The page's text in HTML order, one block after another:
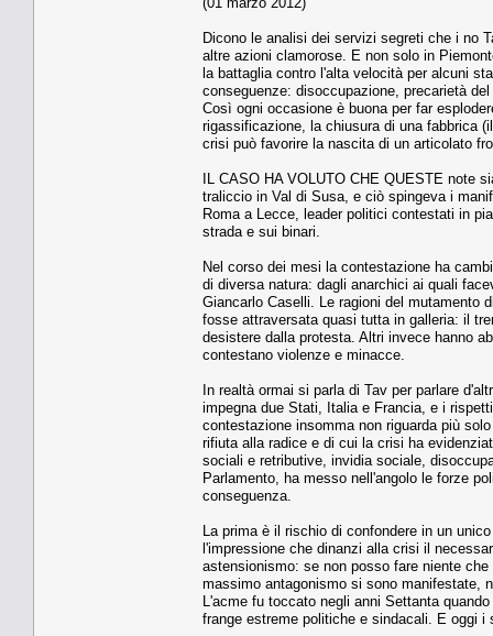
Dicono le analisi dei servizi segreti che i no
altre azioni clamorose. E non solo in
la battaglia contro l'alta velocità per alcuni
conseguenze: disoccupazione, precarietà
Così ogni occasione è buona per far
rigassificazione, la chiusura di una fabbrica
crisi può favorire la nascita di un articolato
IL CASO HA VOLUTO CHE QUESTE note
traliccio in Val di Susa, e ciò spingeva i
Roma a Lecce, leader politici contestati in
strada e sui binari.
Nel corso dei mesi la contestazione ha
di diversa natura: dagli anarchici ai quali
Giancarlo Caselli. Le ragioni del mutamento
fosse attraversata quasi tutta in galleria: il
desistere dalla protesta. Altri invece hanno
contestano violenze e minacce.
In realtà ormai si parla di Tav per parlare
impegna due Stati, Italia e Francia, e i
contestazione insomma non riguarda più
rifiuta alla radice e di cui la crisi ha
sociali e retributive, invidia sociale,
Parlamento, ha messo nell'angolo le forze
conseguenza.
La prima è il rischio di confondere in un
l'impressione che dinanzi alla crisi il
astensionismo: se non posso fare niente
massimo antagonismo si sono manifestate,
L'acme fu toccato negli anni Settanta
frange estreme politiche e sindacali. E oggi